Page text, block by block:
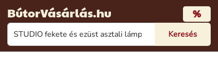
BútorVásárlás.hu %